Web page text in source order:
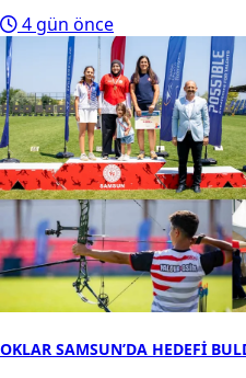
4 gün önce
OKLAR SAMSUN’DA HEDEFİ